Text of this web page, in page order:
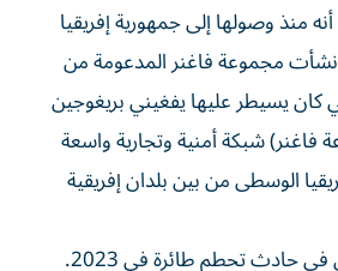
منذ وصولها إلى جمهورية إفريقيا
في 2017، «انشأت مجموعة فاغنر المدعومة من
كان يسيطر عليها يفغيني بريغوجين
شبكة أمنية وتجارية واسعة
الوسطى من بين بلدان إفريقية
حادث تحطم طائرة في 2023.